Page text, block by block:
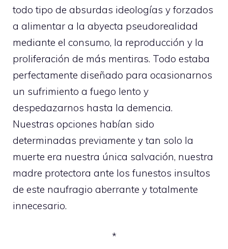
todo tipo de absurdas ideologías y forzados
a alimentar a la abyecta pseudorealidad
mediante el consumo, la reproducción y la
proliferación de más mentiras. Todo estaba
perfectamente diseñado para ocasionarnos
un sufrimiento a fuego lento y
despedazarnos hasta la demencia.
Nuestras opciones habían sido
determinadas previamente y tan solo la
muerte era nuestra única salvación, nuestra
madre protectora ante los funestos insultos
de este naufragio aberrante y totalmente
innecesario.
*